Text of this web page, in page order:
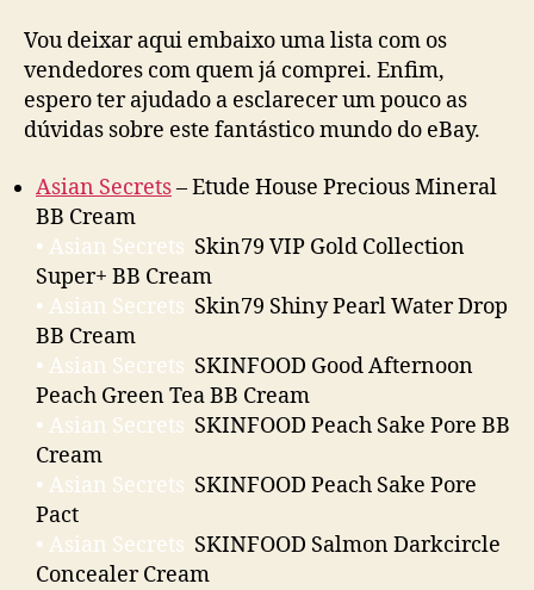
Vou deixar aqui embaixo uma lista com os
vendedores com quem já comprei. Enfim,
espero ter ajudado a esclarecer um pouco as
dúvidas sobre este fantástico mundo do eBay.
Asian Secrets– Etude House Precious Mineral
BB Cream
• Asian Secrets Skin79 VIP Gold Collection
Super+ BB Cream
• Asian Secrets Skin79 Shiny Pearl Water Drop
BB Cream
• Asian Secrets SKINFOOD Good Afternoon
Peach Green Tea BB Cream
• Asian Secrets SKINFOOD Peach Sake Pore BB
Cream
• Asian Secrets SKINFOOD Peach Sake Pore
Pact
• Asian Secrets SKINFOOD Salmon Darkcircle
Concealer Cream